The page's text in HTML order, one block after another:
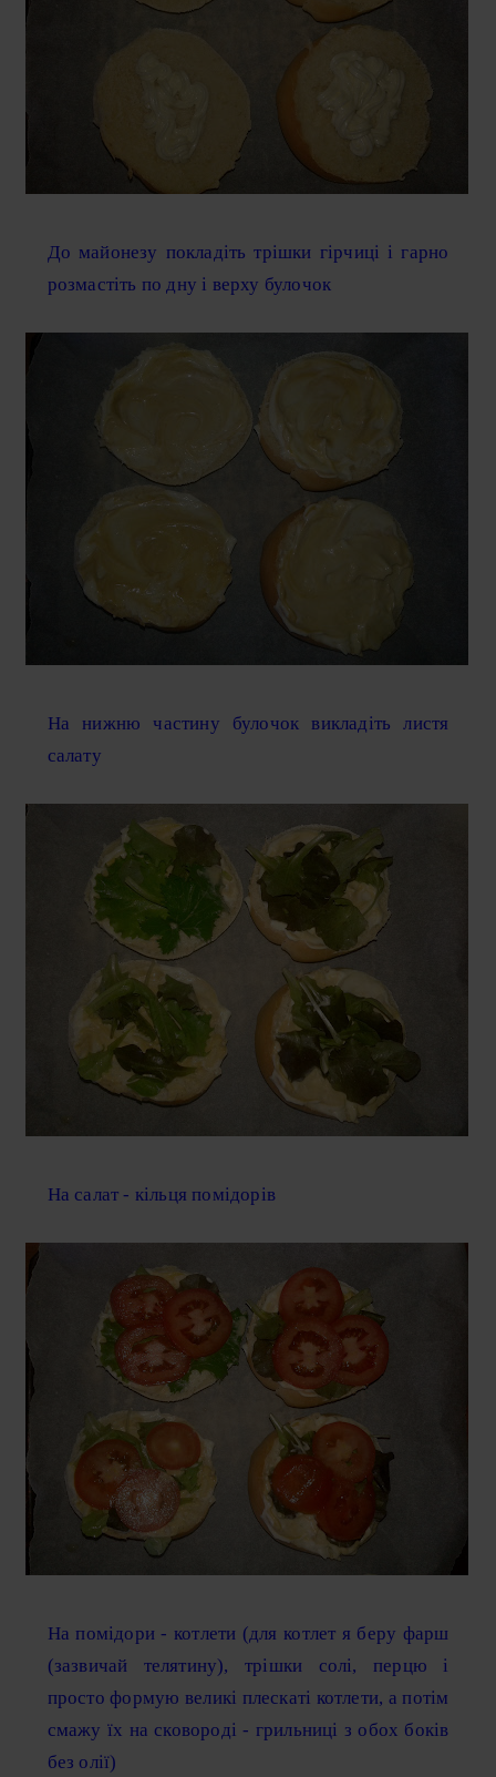
До майонезу покладіть трішки гірчиці і гарно
розмастіть по дну і верху булочок
На нижню частину булочок викладіть листя
салату
На салат - кільця помідорів
На помідори - котлети (для котлет я беру фарш
(зазвичай телятину), трішки солі, перцю і
просто формую великі плескаті котлети, а потім
смажу їх на сковороді - грильниці з обох боків
без олії)